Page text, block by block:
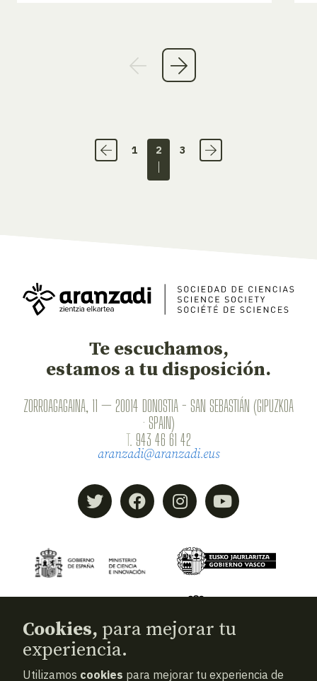
1 2 3
Te escuchamos,
estamos a tu disposición.
ZORROAGAGAINA, 11 — 20014 DONOSTIA - SAN SEBASTIÁN (GIPUZKOA
· SPAIN)
T. 943 46 61 42
aranzadi@aranzadi.eus
Cookies, para mejorar tu
experiencia.
Utilizamos cookies para mejorar tu experiencia de